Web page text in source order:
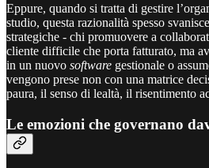
Eppure, quando si tratta di gestire
studio, questa razionalità spesso
strategiche - chi promuovere a
cliente difficile che porta fatturato, ma
in un nuovo software gestionale o
vengono prese non con una matrice
paura, il senso di lealtà, il risentimento
Le emozioni che governano